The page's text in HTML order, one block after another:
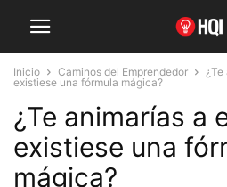
Inicio Caminos del Emprendedor
¿Te
existiese una fórmula mágica?
¿Te animarías a
existiese una
mágica?